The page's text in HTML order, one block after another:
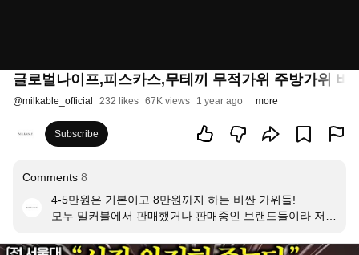
글로벌나이프,피스카스,무테끼 무적가위 주방가위 비
@milkable_official 232 likes 67K views 1 year ago more
Subscribe
Comments 8
4-5만원은 기본이고 8만원까지 하는 비싼 가위들!
모두 밀커블에서 판매했거나 판매중인 브랜드들이라 저렴
지만😁)